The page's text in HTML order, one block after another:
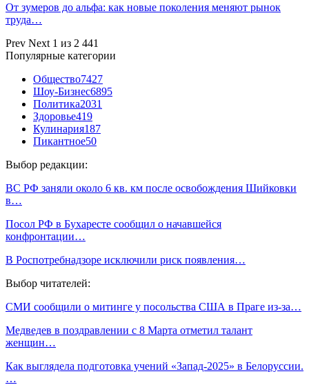
От зумеров до альфа: как новые поколения меняют рынок
труда…
Prev Next 1 из 2 441
Популярные категории
Общество7427
Шоу-Бизнес6895
Политика2031
Здоровье419
Кулинария187
Пикантное50
Выбор редакции:
ВС РФ заняли около 6 кв. км после освобождения Шийковки
в…
Посол РФ в Бухаресте сообщил о начавшейся
конфронтации…
В Роспотребнадзоре исключили риск появления…
Выбор читателей:
СМИ сообщили о митинге у посольства США в Праге из-за…
Медведев в поздравлении с 8 Марта отметил талант
женщин…
Как выглядела подготовка учений «Запад-2025» в Белоруссии.
…